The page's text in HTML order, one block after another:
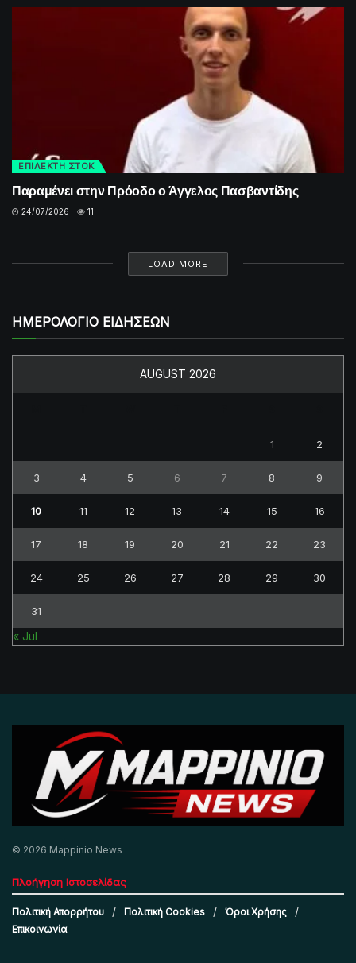
ΕΠΙΛΕΚΤΗ ΣΤΟΚ
Παραμένει στην Πρόοδο ο Άγγελος Πασβαντίδης
24/07/2026 11
LOAD MORE
ΗΜΕΡΟΛΟΓΙΟ ΕΙΔΗΣΕΩΝ
AUGUST 2026
1 2
3 4 5 6 7 8 9
10 11 12 13 14 15 16
17 18 19 20 21 22 23
24 25 26 27 28 29 30
31
« Jul
© 2026 Mappinio News
Πλοήγηση Ιστοσελίδας
Πολιτική Απορρήτου Πολιτική Cookies
Όροι Χρήσης
Επικοινωνία